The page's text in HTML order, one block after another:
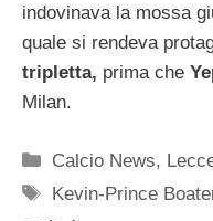
indovinava la mossa
quale si rendeva
tripletta, prima che
Milan.
Categorie
Calcio News,
Tag
Kevin-Prince